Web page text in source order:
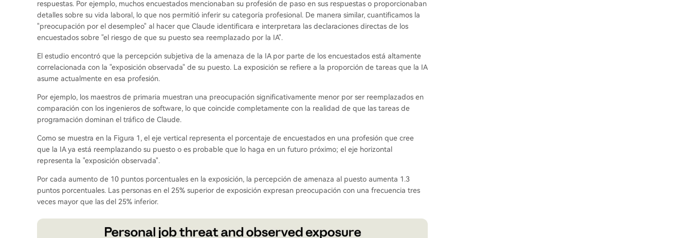
respuestas. Por ejemplo, muchos encuestados mencionaban su profesión de paso en sus respuestas o proporcionaban
detalles sobre su vida laboral, lo que nos permitió inferir su categoría profesional. De manera similar, cuantificamos la
"preocupación por el desempleo" al hacer que Claude identificara e interpretara las declaraciones directas de los
encuestados sobre "el riesgo de que su puesto sea reemplazado por la IA".
El estudio encontró que la percepción subjetiva de la amenaza de la IA por parte de los encuestados está altamente
correlacionada con la "exposición observada" de su puesto. La exposición se refiere a la proporción de tareas que la IA
asume actualmente en esa profesión.
Por ejemplo, los maestros de primaria muestran una preocupación significativamente menor por ser reemplazados en
comparación con los ingenieros de software, lo que coincide completamente con la realidad de que las tareas de
programación dominan el tráfico de Claude.
Como se muestra en la Figura 1, el eje vertical representa el porcentaje de encuestados en una profesión que cree
que la IA ya está reemplazando su puesto o es probable que lo haga en un futuro próximo; el eje horizontal
representa la "exposición observada".
Por cada aumento de 10 puntos porcentuales en la exposición, la percepción de amenaza al puesto aumenta 1.3
puntos porcentuales. Las personas en el 25% superior de exposición expresan preocupación con una frecuencia tres
veces mayor que las del 25% inferior.